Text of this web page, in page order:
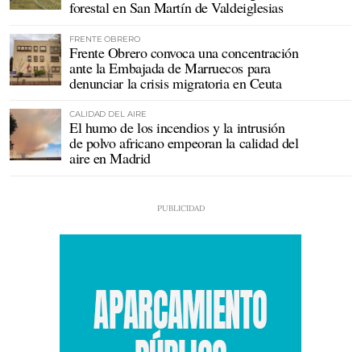
forestal en San Martín de Valdeiglesias
FRENTE OBRERO
Frente Obrero convoca una concentración
ante la Embajada de Marruecos para
denunciar la crisis migratoria en Ceuta
CALIDAD DEL AIRE
El humo de los incendios y la intrusión
de polvo africano empeoran la calidad del
aire en Madrid